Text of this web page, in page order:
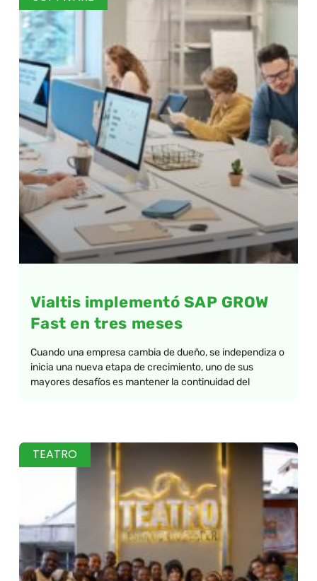
Vialtis implementó SAP GROW
Fast en tres meses
Cuando una empresa cambia de dueño, se independiza o
inicia una nueva etapa de crecimiento, uno de sus
mayores desafíos es mantener la continuidad del
TEATRO